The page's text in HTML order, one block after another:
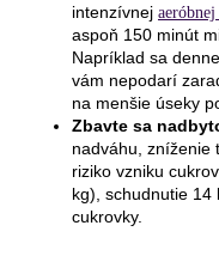
intenzívnej
aspoň 150 minút
Napríklad sa
vám nepodarí
na menšie úseky
Zbavte sa
nadváhu, zníženie
riziko vzniku
kg), schudnutie
cukrovky.